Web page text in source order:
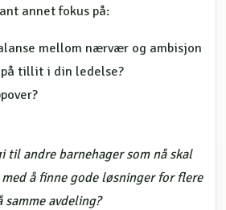
annet fokus på:
mellom nærvær og ambisjon
på tillit i din ledelse?
til andre barnehager som nå skal
å finne gode løsninger for flere
avdeling?